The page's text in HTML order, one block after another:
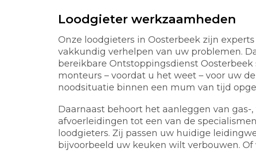
Loodgieter werkzaamheden
Onze loodgieters in Oosterbeek zijn
vakkundig verhelpen van uw problemen.
bereikbare Ontstoppingsdienst Oosterbeek
monteurs – voordat u het weet – voor uw
noodsituatie binnen een mum van tijd
Daarnaast behoort het aanleggen van gas-
afvoerleidingen tot een van de
loodgieters. Zij passen uw huidige
bijvoorbeeld uw keuken wilt verbouwen. Of